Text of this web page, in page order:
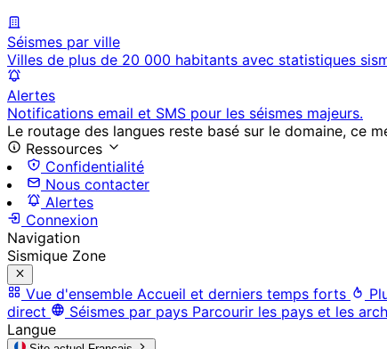
Séismes par ville
Villes de plus de 20 000 habitants avec statistiques
Alertes
Notifications email et SMS pour les séismes majeurs.
Le routage des langues reste basé sur le domaine, ce
Ressources
Confidentialité
Nous contacter
Alertes
Connexion
Navigation
Sismique Zone
Vue d'ensemble Accueil et derniers temps forts
direct
Séismes par pays Parcourir les pays et les
Langue